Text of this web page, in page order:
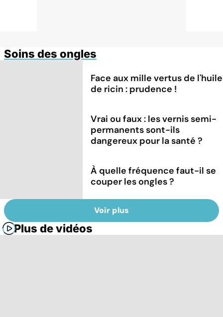
Soins des ongles
Face aux mille vertus de l'huile
de ricin : prudence !
Vrai ou faux : les vernis semi-
permanents sont-ils
dangereux pour la santé ?
À quelle fréquence faut-il se
couper les ongles ?
Voir plus
Plus de vidéos